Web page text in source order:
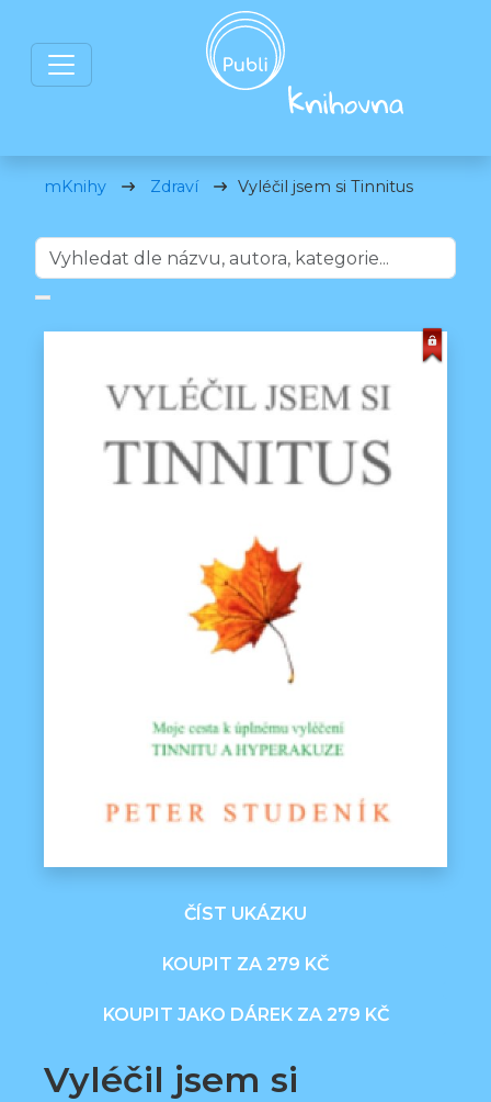
mKnihy Zdraví Vyléčil jsem si Tinnitus
ČÍST UKÁZKU
KOUPIT ZA 279 KČ
KOUPIT JAKO DÁREK ZA 279 KČ
Vyléčil jsem si